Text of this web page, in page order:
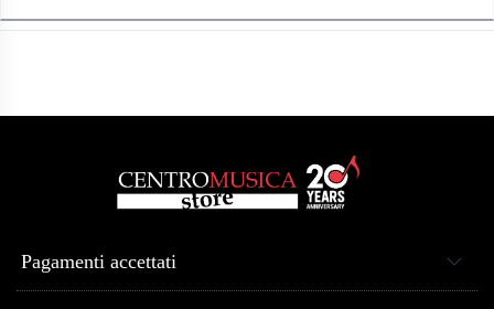
riveste massima importanza. Questo prodotto è progettato per
Pagamenti accettati